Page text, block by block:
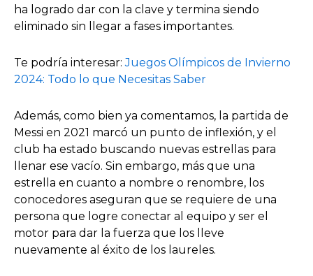
ha logrado dar con la clave y termina siendo
eliminado sin llegar a fases importantes.
Te podría interesar:Juegos Olímpicos de Invierno
2024: Todo lo que Necesitas Saber
Además, como bien ya comentamos, la partida de
Messi en 2021 marcó un punto de inflexión, y el
club ha estado buscando nuevas estrellas para
llenar ese vacío. Sin embargo, más que una
estrella en cuanto a nombre o renombre, los
conocedores aseguran que se requiere de una
persona que logre conectar al equipo y ser el
motor para dar la fuerza que los lleve
nuevamente al éxito de los laureles.